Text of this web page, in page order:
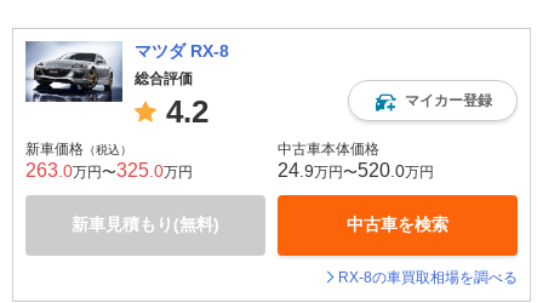
マツダ RX-8
総合評価
4.2 マイカー登録
新車価格 （税込）
263 .0万円〜325 .0万円
新車見積もり(無料)
中古車本体価格
24 .9万円〜520 .0万円
中古車を検索
RX-8の車買取相場を調べる